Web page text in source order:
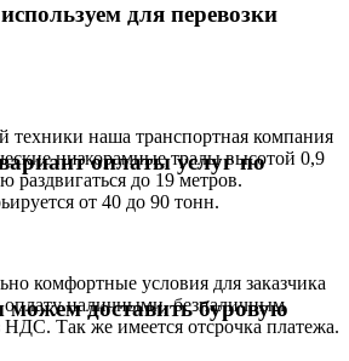
для перевозки
техники наша транспортная компания
низкорамные тралы высотой 0,9
раздвигаться до 19 метров.
от 40 до 90 тонн.
оплаты услуг по
комфортные условия для заказчика
наличными, безналичным
Так же имеется отсрочка платежа.
доставить буровую